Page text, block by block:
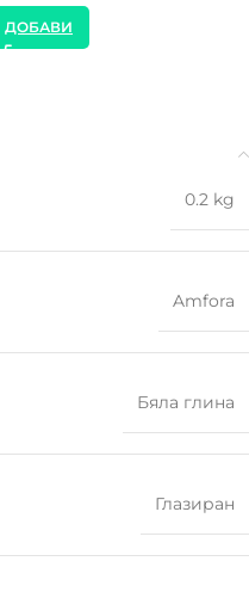
ДОБАВИ
0.2 kg
Amfora
Бяла глина
Глазиран